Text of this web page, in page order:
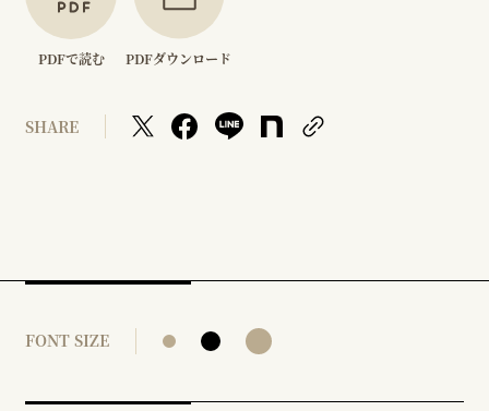
PDFで読む PDFダウンロード
SHARE
FONT SIZE